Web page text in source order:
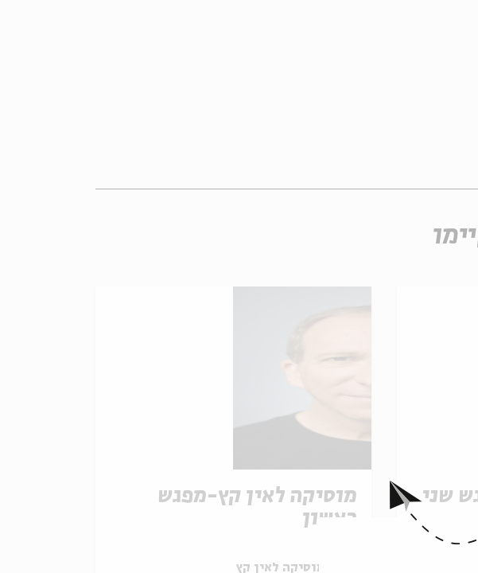
שני
מוסיקה לאין קץ-מפגש
ראשון
מוסיקה לאין קץ